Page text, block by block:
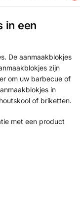
in een
De aanmaakblokjes
zijn
om uw barbecue of
in
of briketten.
met een product